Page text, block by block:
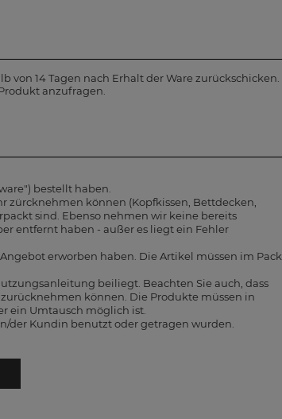
14 Tagen nach Erhalt der Ware zurückschicken.
anzufragen.
bestellt haben.
zürcknehmen können (Kopfkissen, Bettdecken,
sind. Ebenso nehmen wir keine bereits
entfernt haben - außer es liegt ein Fehler
erworben haben. Die Artikel müssen im Pack
beiliegt. Beachten Sie auch, dass
können. Die Produkte müssen in
ein Umtausch möglich ist.
der Kundin benutzt oder getragen wurden.